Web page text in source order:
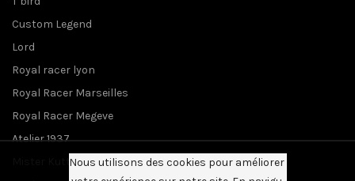
Custom Legend
Lord
Royal racer lyon
Royal Racer Marseilles
Royal Racer Megeve
Atelier 1937
Mister KutterNous utilisons des cookies pour améliorer